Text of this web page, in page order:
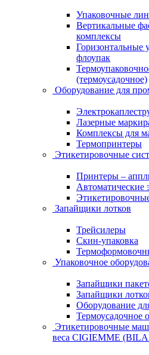
Упаковочные
Вертикальные
комплексы
флоупак
(термоусадочное)
Оборудование для
Лазерные
Комплексы для
Термопринтеры
Этикетировочные
Принтеры –
Автоматические
Запайщики лотков
Трейсилеры
Скин-упаковка
Упаковочное
Запайщики
Запайщики
Оборудование
Термоусадочное
Этикетировочные
веса CIGIEMME